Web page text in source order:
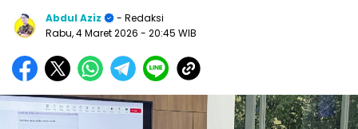
Abdul Aziz
- Redaksi
Rabu, 4 Maret 2026 - 20:45 WIB